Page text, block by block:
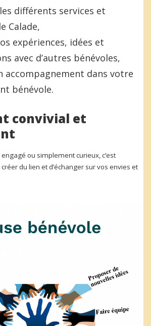
différents services et
Calade,
expériences, idées et
avec d’autres bénévoles,
accompagnement dans votre
bénévole.
convivial et
ou simplement curieux, c’est
du lien et d’échanger sur vos envies et